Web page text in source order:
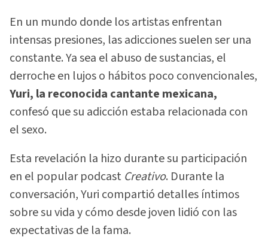
En un mundo donde los artistas enfrentan
intensas presiones, las adicciones suelen ser una
constante. Ya sea el abuso de sustancias, el
derroche en lujos o hábitos poco convencionales,
Yuri, la reconocida cantante mexicana,
confesó que su adicción estaba relacionada con
el sexo.
Esta revelación la hizo durante su participación
en el popular podcast Creativo. Durante la
conversación, Yuri compartió detalles íntimos
sobre su vida y cómo desde joven lidió con las
expectativas de la fama.